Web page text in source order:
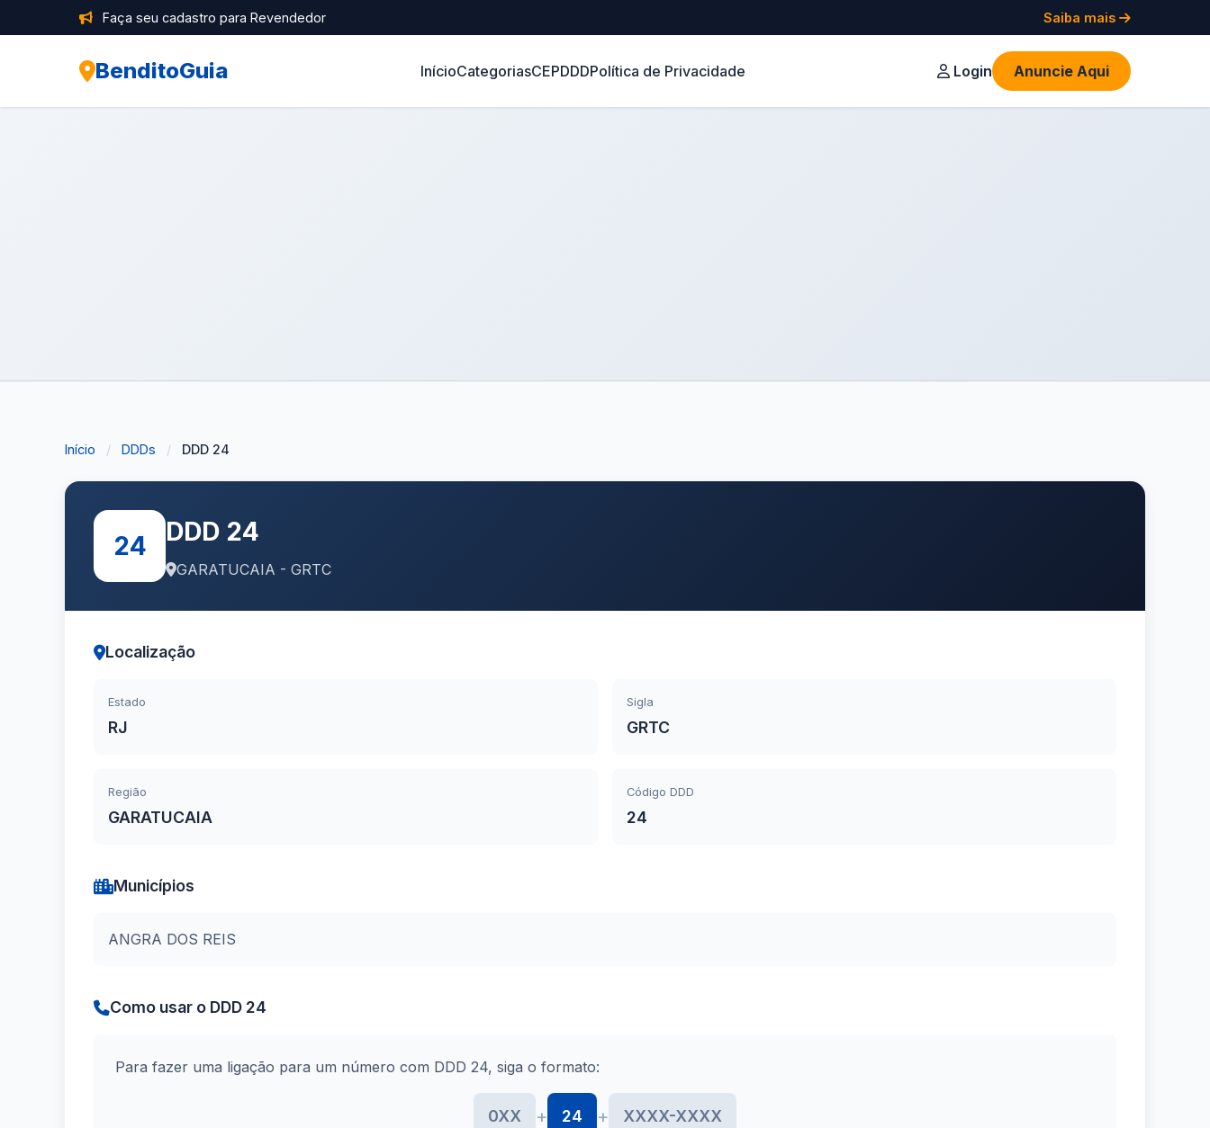
Faça seu cadastro para Revendedor Saiba mais
BenditoGuia InícioCategoriasCEPDDDPolítica de Privacidade Login Anuncie Aqui
Início / DDDs / DDD 24
24 DDD 24
GARATUCAIA - GRTC
Localização
Estado
RJ
Sigla
GRTC
Região
GARATUCAIA
Código DDD
24
Municípios
ANGRA DOS REIS
Como usar o DDD 24
Para fazer uma ligação para um número com DDD 24, siga o formato:
0XX + 24 + XXXX-XXXX